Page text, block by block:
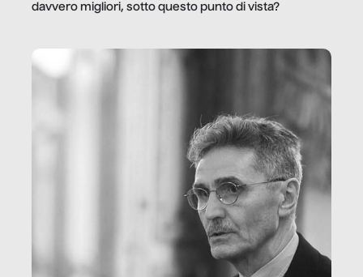
davvero migliori, sotto questo punto di vista?